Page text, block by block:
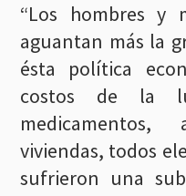
“Los hombres y
aguantan más la
ésta política
costos de la
viviendas, todos
sufrieron una